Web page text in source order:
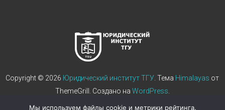
Copyright © 2026 Юридический институт ТГУ . Тема Himalayas от
ThemeGrill. Создано на WordPress
Мы используем файлы cookie и метрики рейтинга.